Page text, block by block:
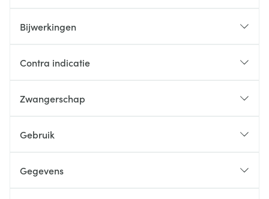
Bijwerkingen
Contra indicatie
Zwangerschap
Gebruik
Gegevens